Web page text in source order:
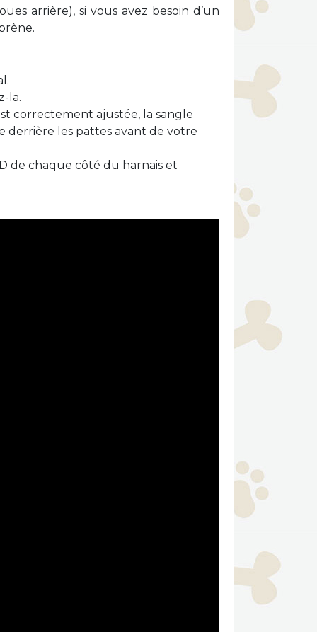
arrière), si vous avez besoin d’un
la.
correctement ajustée, la sangle
derrière les pattes avant de votre
de chaque côté du harnais et